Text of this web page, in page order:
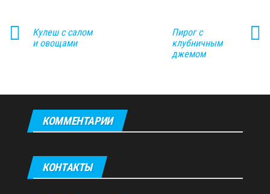
Кулеш с салом
и овощами
Пирог с
клубничным
джемом
КОММЕНТАРИИ
КОНТАКТЫ